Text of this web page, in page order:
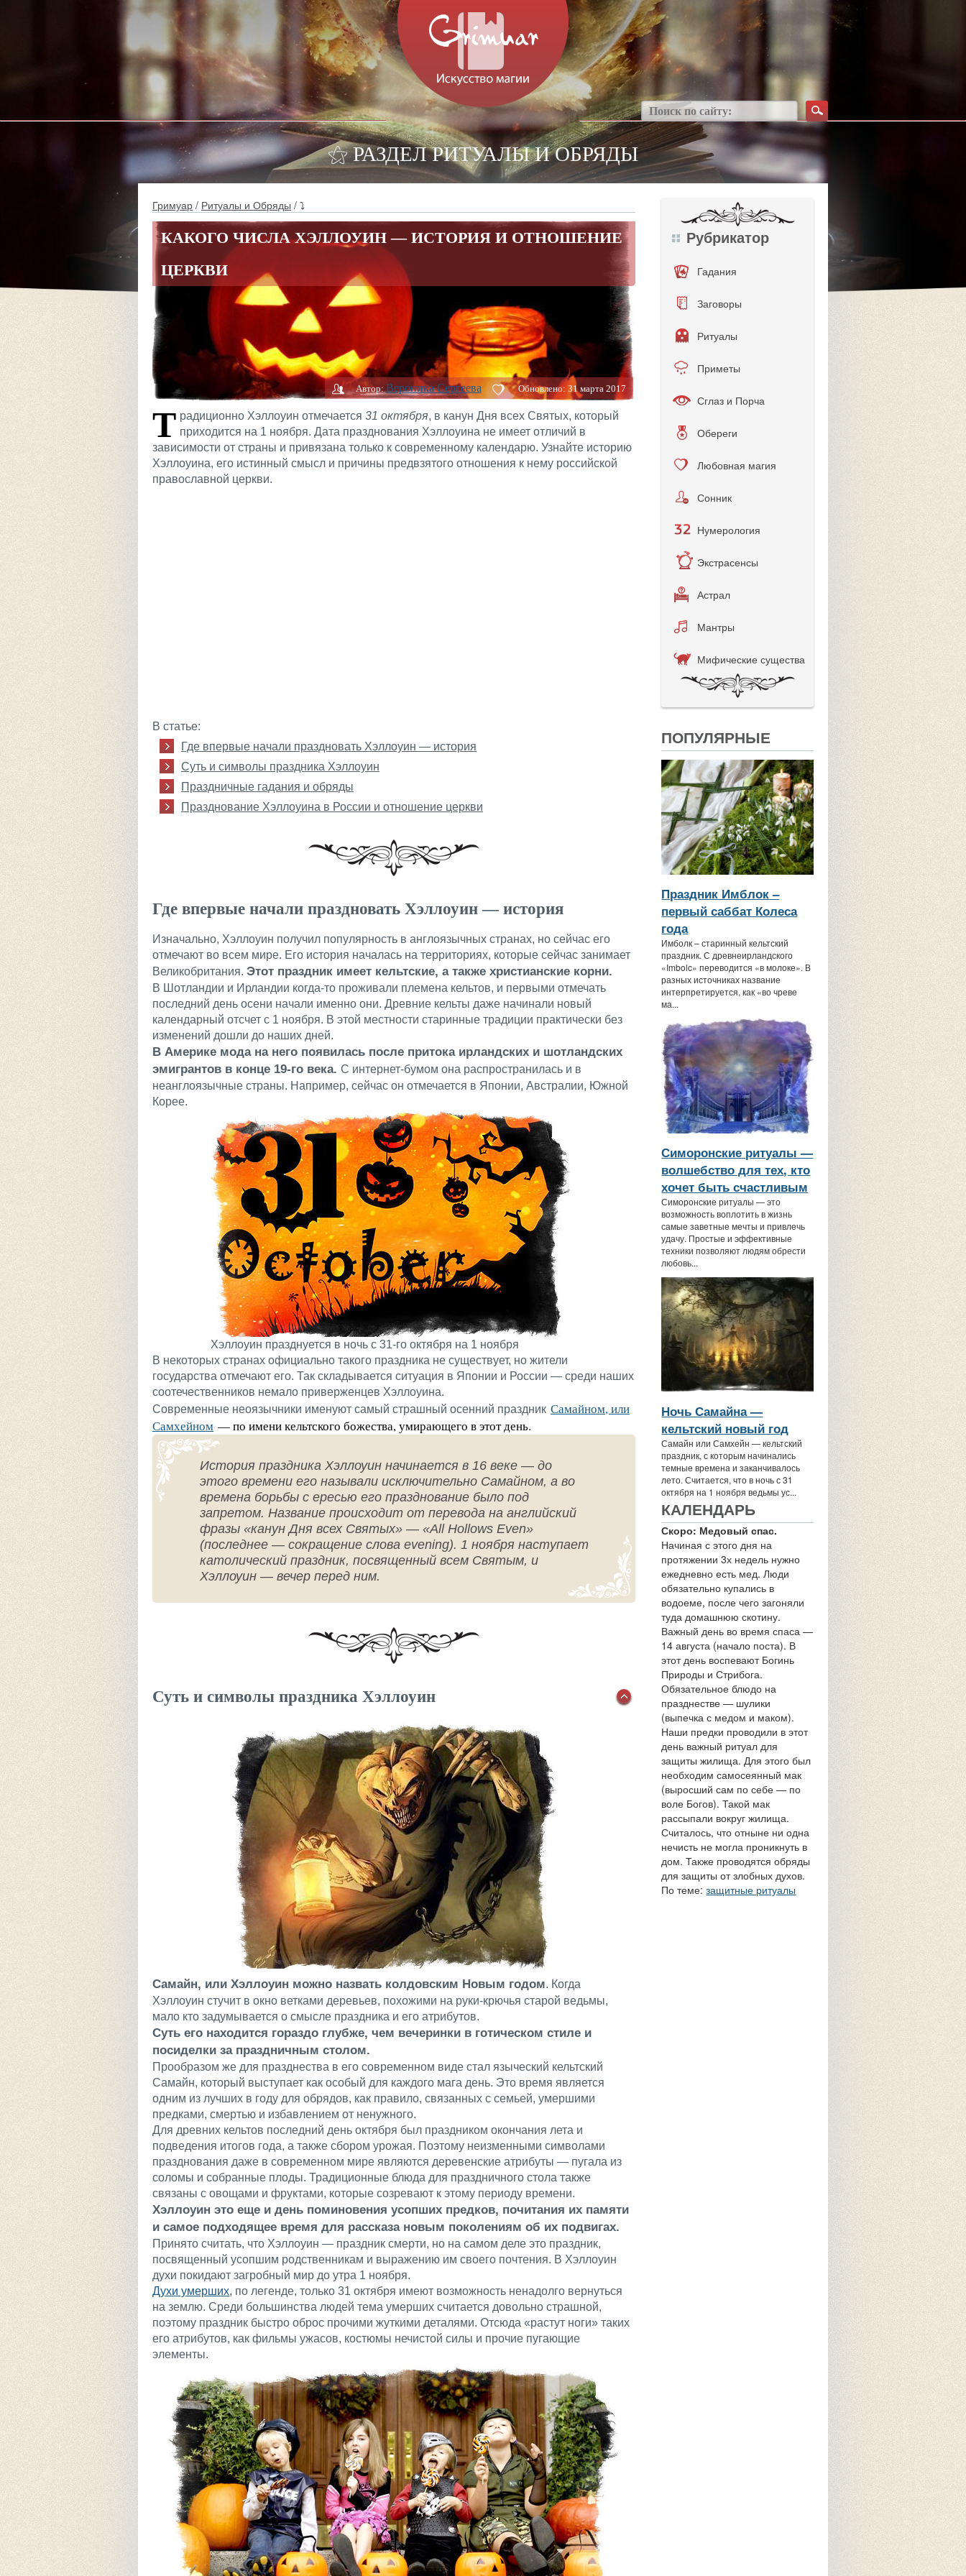
⚝ РАЗДЕЛ РИТУАЛЫ И ОБРЯДЫ
Гримуар / Ритуалы и Обряды / ⤵
КАКОГО ЧИСЛА ХЭЛЛОУИН — ИСТОРИЯ И ОТНОШЕНИЕ
ЦЕРКВИ
Автор: Вероника Сергеева Обновлено: 31 марта 2017
Т радиционно Хэллоуин отмечается 31 октября, в канун Дня всех Святых, который
приходится на 1 ноября. Дата празднования Хэллоуина не имеет отличий в
зависимости от страны и привязана только к современному календарю. Узнайте историю
Хэллоуина, его истинный смысл и причины предвзятого отношения к нему российской
православной церкви.
В статье:
Где впервые начали праздновать Хэллоуин — история
Суть и символы праздника Хэллоуин
Праздничные гадания и обряды
Празднование Хэллоуина в России и отношение церкви
Где впервые начали праздновать Хэллоуин — история
Изначально, Хэллоуин получил популярность в англоязычных странах, но сейчас его
отмечают во всем мире. Его история началась на территориях, которые сейчас занимает
Великобритания. Этот праздник имеет кельтские, а также христианские корни.
В Шотландии и Ирландии когда-то проживали племена кельтов, и первыми отмечать
последний день осени начали именно они. Древние кельты даже начинали новый
календарный отсчет с 1 ноября. В этой местности старинные традиции практически без
изменений дошли до наших дней.
В Америке мода на него появилась после притока ирландских и шотландских
эмигрантов в конце 19-го века. С интернет-бумом она распространилась и в
неанглоязычные страны. Например, сейчас он отмечается в Японии, Австралии, Южной
Корее.
Хэллоуин празднуется в ночь с 31-го октября на 1 ноября
В некоторых странах официально такого праздника не существует, но жители
государства отмечают его. Так складывается ситуация в Японии и России — среди наших
соотечественников немало приверженцев Хэллоуина.
Современные неоязычники именуют самый страшный осенний праздник Самайном, или
Самхейном — по имени кельтского божества, умирающего в этот день.
История праздника Хэллоуин начинается в 16 веке — до
этого времени его называли исключительно Самайном, а во
времена борьбы с ересью его празднование было под
запретом. Название происходит от перевода на английский
фразы «канун Дня всех Святых» — «All Hollows Even»
(последнее — сокращение слова evening). 1 ноября наступает
католический праздник, посвященный всем Святым, и
Хэллоуин — вечер перед ним.
Суть и символы праздника Хэллоуин
Самайн, или Хэллоуин можно назвать колдовским Новым годом. Когда
Хэллоуин стучит в окно ветками деревьев, похожими на руки-крючья старой ведьмы,
мало кто задумывается о смысле праздника и его атрибутов.
Суть его находится гораздо глубже, чем вечеринки в готическом стиле и
посиделки за праздничным столом.
Прообразом же для празднества в его современном виде стал языческий кельтский
Самайн, который выступает как особый для каждого мага день. Это время является
одним из лучших в году для обрядов, как правило, связанных с семьей, умершими
предками, смертью и избавлением от ненужного.
Для древних кельтов последний день октября был праздником окончания лета и
подведения итогов года, а также сбором урожая. Поэтому неизменными символами
празднования даже в современном мире являются деревенские атрибуты — пугала из
соломы и собранные плоды. Традиционные блюда для праздничного стола также
связаны с овощами и фруктами, которые созревают к этому периоду времени.
Хэллоуин это еще и день поминовения усопших предков, почитания их памяти
и самое подходящее время для рассказа новым поколениям об их подвигах.
Принято считать, что Хэллоуин — праздник смерти, но на самом деле это праздник,
посвященный усопшим родственникам и выражению им своего почтения. В Хэллоуин
духи покидают загробный мир до утра 1 ноября.
Духи умерших, по легенде, только 31 октября имеют возможность ненадолго вернуться
на землю. Среди большинства людей тема умерших считается довольно страшной,
поэтому праздник быстро оброс прочими жуткими деталями. Отсюда «растут ноги» таких
его атрибутов, как фильмы ужасов, костюмы нечистой силы и прочие пугающие
элементы.
Рубрикатор
Гадания
Заговоры
Ритуалы
Приметы
Сглаз и Порча
Обереги
Любовная магия
Сонник
Нумерология
Экстрасенсы
Астрал
Мантры
Мифические существа
ПОПУЛЯРНЫЕ
Праздник Имблок –
первый саббат Колеса
года
Имболк – старинный кельтский
праздник. С древнеирландского
«Imbolc» переводится «в молоке». В
разных источниках название
интерпретируется, как «во чреве
ма...
Симоронские ритуалы —
волшебство для тех, кто
хочет быть счастливым
Симоронские ритуалы — это
возможность воплотить в жизнь
самые заветные мечты и привлечь
удачу. Простые и эффективные
техники позволяют людям обрести
любовь...
Ночь Самайна —
кельтский новый год
Самайн или Самхейн — кельтский
праздник, с которым начинались
темные времена и заканчивалось
лето. Считается, что в ночь с 31
октября на 1 ноября ведьмы ус...
КАЛЕНДАРЬ
Скоро: Медовый спас.
Начиная с этого дня на
протяжении 3х недель нужно
ежедневно есть мед. Люди
обязательно купались в
водоеме, после чего загоняли
туда домашнюю скотину.
Важный день во время спаса —
14 августа (начало поста). В
этот день воспевают Богинь
Природы и Стрибога.
Обязательное блюдо на
празднестве — шулики
(выпечка с медом и маком).
Наши предки проводили в этот
день важный ритуал для
защиты жилища. Для этого был
необходим самосеянный мак
(выросший сам по себе — по
воле Богов). Такой мак
рассыпали вокруг жилища.
Считалось, что отныне ни одна
нечисть не могла проникнуть в
дом. Также проводятся обряды
для защиты от злобных духов.
По теме:защитные ритуалы